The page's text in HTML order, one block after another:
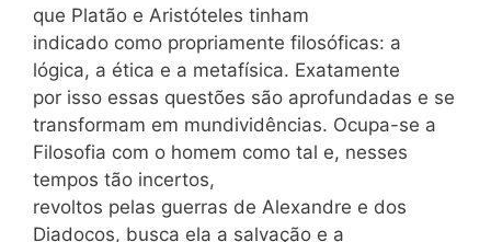
que Platão e Aristóteles tinham
indicado como propriamente filosóficas: a
lógica, a ética e a metafísica. Exatamente
por isso essas questões são aprofundadas e se
transformam em mundividências. Ocupa-se a
Filosofia com o homem como tal e, nesses
tempos tão incertos,
revoltos pelas guerras de Alexandre e dos
Diadocos, busca ela a salvação e a